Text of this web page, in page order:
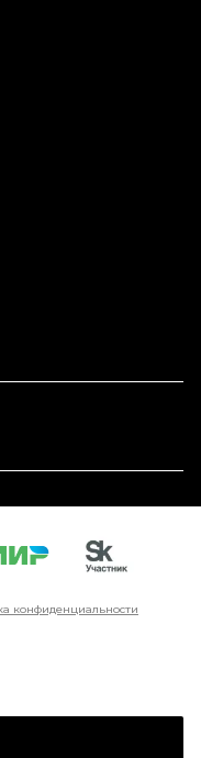
конфиденциальности